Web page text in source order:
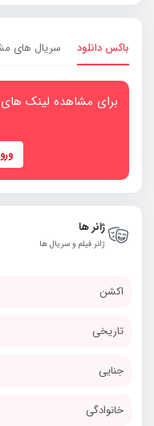
باکس دانلود سریال های
برای مشاهده لینک های
ژانر ها
ژانر فیلم و سریال ها
اکشن
تاریخی
جنایی
خانوادگی